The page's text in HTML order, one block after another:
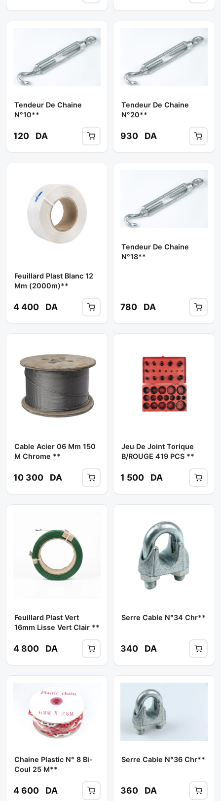
Tendeur De Chaine
N°10**
120 DA
Tendeur De Chaine
N°20**
930 DA
Feuillard Plast Blanc 12
Mm (2000m)**
4 400 DA
Tendeur De Chaine
N°18**
780 DA
Cable Acier 06 Mm 150
M Chrome **
10 300 DA
Jeu De Joint Torique
B/ROUGE 419 PCS **
1 500 DA
Feuillard Plast Vert
16mm Lisse Vert Clair **
4 800 DA
Serre Cable N°34 Chr**
340 DA
Chaine Plastic N° 8 Bi-
Coul 25 M**
4 600 DA
Serre Cable N°36 Chr**
360 DA